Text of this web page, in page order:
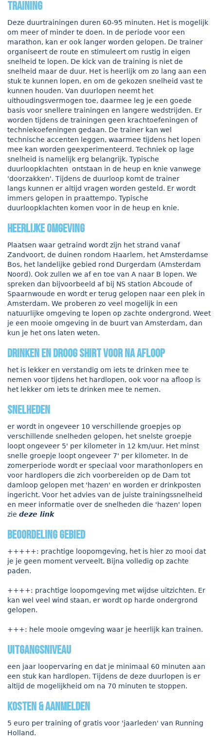
Training
Deze duurtrainingen duren 60-95 minuten. Het is mogelijk
om meer of minder te doen. In de periode voor een
marathon, kan er ook langer worden gelopen. De trainer
organiseert de route en stimuleert om rustig in eigen
snelheid te lopen. De kick van de training is niet de
snelheid maar de duur. Het is heerlijk om zo lang aan een
stuk te kunnen lopen, en om de gekozen snelheid vast te
kunnen houden. Van duurlopen neemt het
uithoudingsvermogen toe, daarmee leg je een goede
basis voor snellere trainingen en langere wedstrijden. Er
worden tijdens de trainingen geen krachtoefeningen of
techniekoefeningen gedaan. De trainer kan wel
technische accenten leggen, waarmee tijdens het lopen
mee kan worden geexperimenteerd. Techniek op lage
snelheid is namelijk erg belangrijk. Typische
duurloopklachten ontstaan in de heup en knie vanwege
'doorzakken'. Tijdens de duurloop komt de trainer
langs kunnen er altijd vragen worden gesteld. Er wordt
immers gelopen in praattempo. Typische
duurloopklachten komen voor in de heup en knie.
Heerlijke omgeving
Plaatsen waar getraind wordt zijn het strand vanaf
Zandvoort, de duinen rondom Haarlem, het Amsterdamse
Bos, het landelijke gebied rond Durgerdam (Amsterdam
Noord). Ook zullen we af en toe van A naar B lopen. We
spreken dan bijvoorbeeld af bij NS station Abcoude of
Spaarnwoude en wordt er terug gelopen naar een plek in
Amsterdam. We proberen zo veel mogelijk in een
natuurlijke omgeving te lopen op zachte ondergrond. Weet
je een mooie omgeving in de buurt van Amsterdam, dan
kun je het ons laten weten.
drinken en droog shirt voor na afloop
het is lekker en verstandig om iets te drinken mee te
nemen voor tijdens het hardlopen, ook voor na afloop is
het lekker om iets te drinken mee te nemen.
snelheden
er wordt in ongeveer 10 verschillende groepjes op
verschillende snelheden gelopen, het snelste groepje
loopt ongeveer 5' per kilometer in 12 km/uur. Het minst
snelle groepje loopt ongeveer 7' per kilometer. In de
zomerperiode wordt er speciaal voor marathonlopers en
voor hardlopers die zich voorbereiden op de Dam tot
damloop gelopen met 'hazen' en worden er drinkposten
ingericht. Voor het advies van de juiste trainingssnelheid
en meer informatie over de snelheden die 'hazen' lopen
zie deze link
beoordeling gebied
+++++: prachtige loopomgeving, het is hier zo mooi dat
je je geen moment verveelt. Bijna volledig op zachte
paden.
++++: prachtige loopomgeving met wijdse uitzichten. Er
kan wel veel wind staan, er wordt op harde ondergrond
gelopen.
+++: hele mooie omgeving waar je heerlijk kan trainen.
uitgangsniveau
een jaar loopervaring en dat je minimaal 60 minuten aan
een stuk kan hardlopen. Tijdens de deze duurlopen is er
altijd de mogelijkheid om na 70 minuten te stoppen.
kosten & aanmelden
5 euro per training of gratis voor 'jaarleden' van Running
Holland.